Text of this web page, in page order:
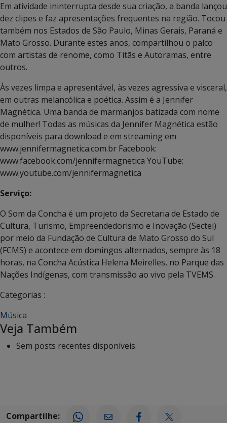
Em atividade ininterrupta desde sua criação, a banda lançou
dez clipes e faz apresentações frequentes na região. Tocou
também nos Estados de São Paulo, Minas Gerais, Paraná e
Mato Grosso. Durante estes anos, compartilhou o palco
com artistas de renome, como Titãs e Autoramas, entre
outros.
Às vezes limpa e apresentável, às vezes agressiva e visceral,
em outras melancólica e poética. Assim é a Jennifer
Magnética. Uma banda de marmanjos batizada com nome
de mulher! Todas as músicas da Jennifer Magnética estão
disponíveis para download e em streaming em
www.jennifermagnetica.com.br Facebook:
www.facebook.com/jennifermagnetica YouTube:
www.youtube.com/jennifermagnetica
Serviço:
O Som da Concha é um projeto da Secretaria de Estado de
Cultura, Turismo, Empreendedorismo e Inovação (Sectei)
por meio da Fundação de Cultura de Mato Grosso do Sul
(FCMS) e acontece em domingos alternados, sempre às 18
horas, na Concha Acústica Helena Meirelles, no Parque das
Nações Indígenas, com transmissão ao vivo pela TVEMS.
Categorias :
Música
Veja Também
Sem posts recentes disponíveis.
Compartilhe: